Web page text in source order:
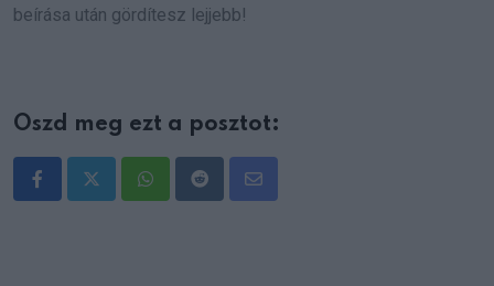
beírása után gördítesz lejjebb!
Oszd meg ezt a posztot:
WhatsappRedditShare